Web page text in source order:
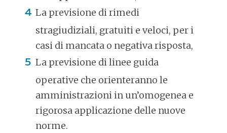
La previsione di rimedi
stragiudiziali, gratuiti e veloci, per i
casi di mancata o negativa risposta,
La previsione di linee guida
operative che orienteranno le
amministrazioni in un’omogenea e
rigorosa applicazione delle nuove
norme.